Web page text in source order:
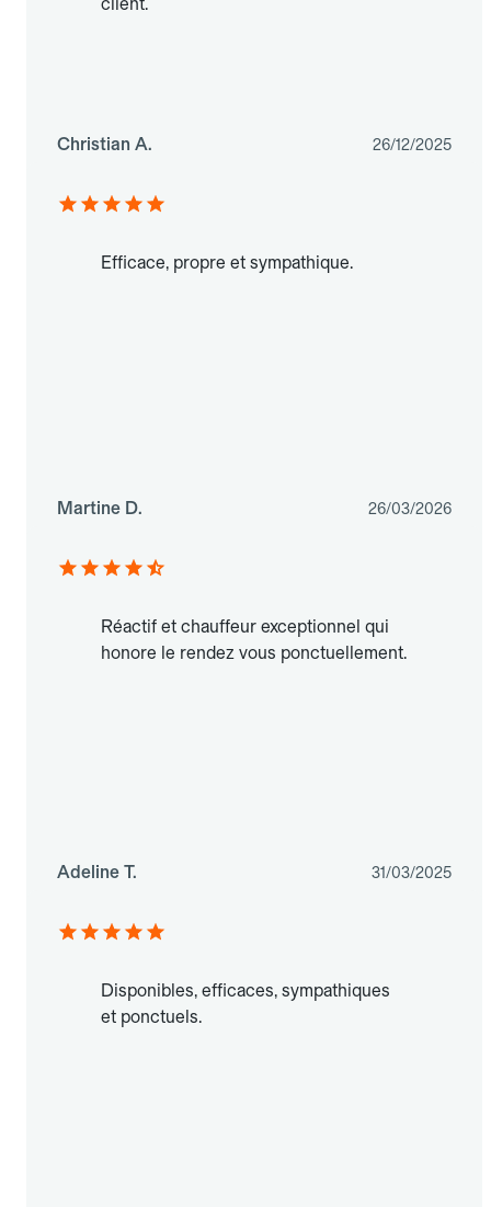
Christian A. 26/12/2025
Efficace, propre et sympathique.
Martine D. 26/03/2026
Réactif et chauffeur exceptionnel qui
honore le rendez vous ponctuellement.
Adeline T. 31/03/2025
Disponibles, efficaces, sympathiques
et ponctuels.